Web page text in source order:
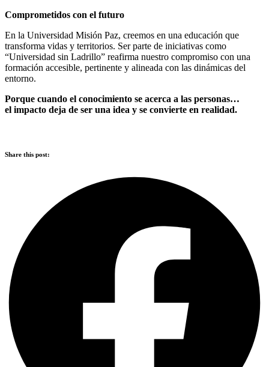
Comprometidos con el futuro
En la Universidad Misión Paz, creemos en una educación que
transforma vidas y territorios. Ser parte de iniciativas como
“Universidad sin Ladrillo” reafirma nuestro compromiso con una
formación accesible, pertinente y alineada con las dinámicas del
entorno.
Porque cuando el conocimiento se acerca a las personas…
el impacto deja de ser una idea y se convierte en realidad.
Share this post: